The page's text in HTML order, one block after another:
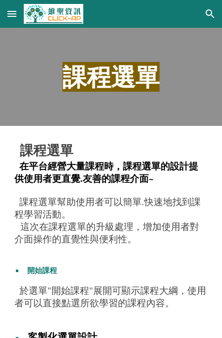
Skip to main content Skip to navigation
課程選單
課程選單
在平台經營大量課程時，課程選單的設計提
供使用者更直覺.友善的課程介面~
課程選單幫助使用者可以簡單.快速地找到課
程學習活動。
這次在課程選單的升級處理，增加使用者對
介面操作的直覺性與便利性。
開始課程
於選單"開始課程"展開可顯示課程大綱，使用
者可以直接點選所欲學習的課程內容。